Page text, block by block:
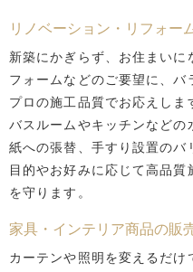
リノベーション・リフォー
新築にかぎらず、お住まいに
フォームなどのご要望に、バ
プロの施工品質でお応えしま
バスルームやキッチンなどの
紙への張替、手すり設置のバ
目的やお好みに応じて高品
を守ります。
家具・インテリア商品の販
カーテンや照明を変えるだけ